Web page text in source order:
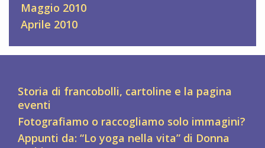
Maggio 2010
Aprile 2010
Storia di francobolli, cartoline e la pagina
eventi
Fotografiamo o raccogliamo solo immagini?
Appunti da: “Lo yoga nella vita” di Donna